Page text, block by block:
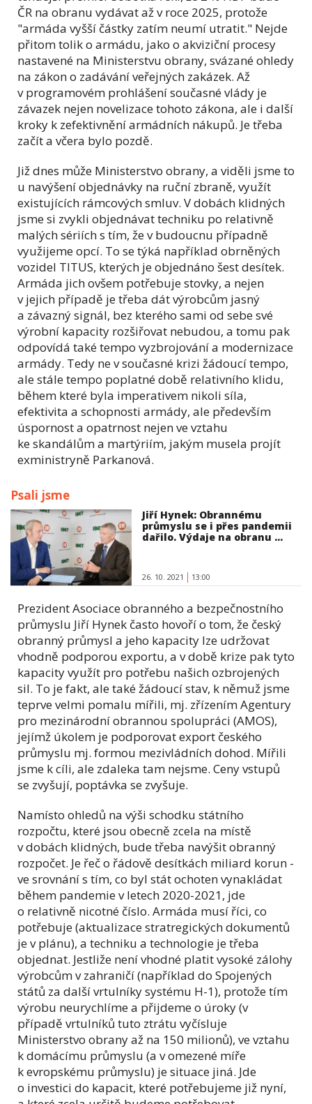
ČR na obranu vydávat až v roce 2025, protože
"armáda vyšší částky zatím neumí utratit." Nejde
přitom tolik o armádu, jako o akviziční procesy
nastavené na Ministerstvu obrany, svázané ohledy
na zákon o zadávání veřejných zakázek. Až
v programovém prohlášení současné vlády je
závazek nejen novelizace tohoto zákona, ale i další
kroky k zefektivnění armádních nákupů. Je třeba
začít a včera bylo pozdě.
Již dnes může Ministerstvo obrany, a viděli jsme to
u navýšení objednávky na ruční zbraně, využít
existujících rámcových smluv. V dobách klidných
jsme si zvykli objednávat techniku po relativně
malých sériích s tím, že v budoucnu případně
využijeme opcí. To se týká například obrněných
vozidel TITUS, kterých je objednáno šest desítek.
Armáda jich ovšem potřebuje stovky, a nejen
v jejich případě je třeba dát výrobcům jasný
a závazný signál, bez kterého sami od sebe své
výrobní kapacity rozšiřovat nebudou, a tomu pak
odpovídá také tempo vyzbrojování a modernizace
armády. Tedy ne v současné krizi žádoucí tempo,
ale stále tempo poplatné době relativního klidu,
během které byla imperativem nikoli síla,
efektivita a schopnosti armády, ale především
úspornost a opatrnost nejen ve vztahu
ke skandálům a martýriím, jakým musela projít
exministryně Parkanová.
Psali jsme
Jiří Hynek: Obrannému
průmyslu se i přes pandemii
dařilo. Výdaje na obranu ...
26. 10. 2021 13:00
Prezident Asociace obranného a bezpečnostního
průmyslu Jiří Hynek často hovoří o tom, že český
obranný průmysl a jeho kapacity lze udržovat
vhodně podporou exportu, a v době krize pak tyto
kapacity využít pro potřebu našich ozbrojených
sil. To je fakt, ale také žádoucí stav, k němuž jsme
teprve velmi pomalu mířili, mj. zřízením Agentury
pro mezinárodní obrannou spolupráci (AMOS),
jejímž úkolem je podporovat export českého
průmyslu mj. formou mezivládních dohod. Mířili
jsme k cíli, ale zdaleka tam nejsme. Ceny vstupů
se zvyšují, poptávka se zvyšuje.
Namísto ohledů na výši schodku státního
rozpočtu, které jsou obecně zcela na místě
v dobách klidných, bude třeba navýšit obranný
rozpočet. Je řeč o řádově desítkách miliard korun -
ve srovnání s tím, co byl stát ochoten vynakládat
během pandemie v letech 2020-2021, jde
o relativně nicotné číslo. Armáda musí říci, co
potřebuje (aktualizace stratregických dokumentů
je v plánu), a techniku a technologie je třeba
objednat. Jestliže není vhodné platit vysoké zálohy
výrobcům v zahraničí (například do Spojených
států za další vrtulníky systému H-1), protože tím
výrobu neurychlíme a přijdeme o úroky (v
případě vrtulníků tuto ztrátu vyčísluje
Ministerstvo obrany až na 150 milionů), ve vztahu
k domácímu průmyslu (a v omezené míře
k evropskému průmyslu) je situace jiná. Jde
o investici do kapacit, které potřebujeme již nyní,